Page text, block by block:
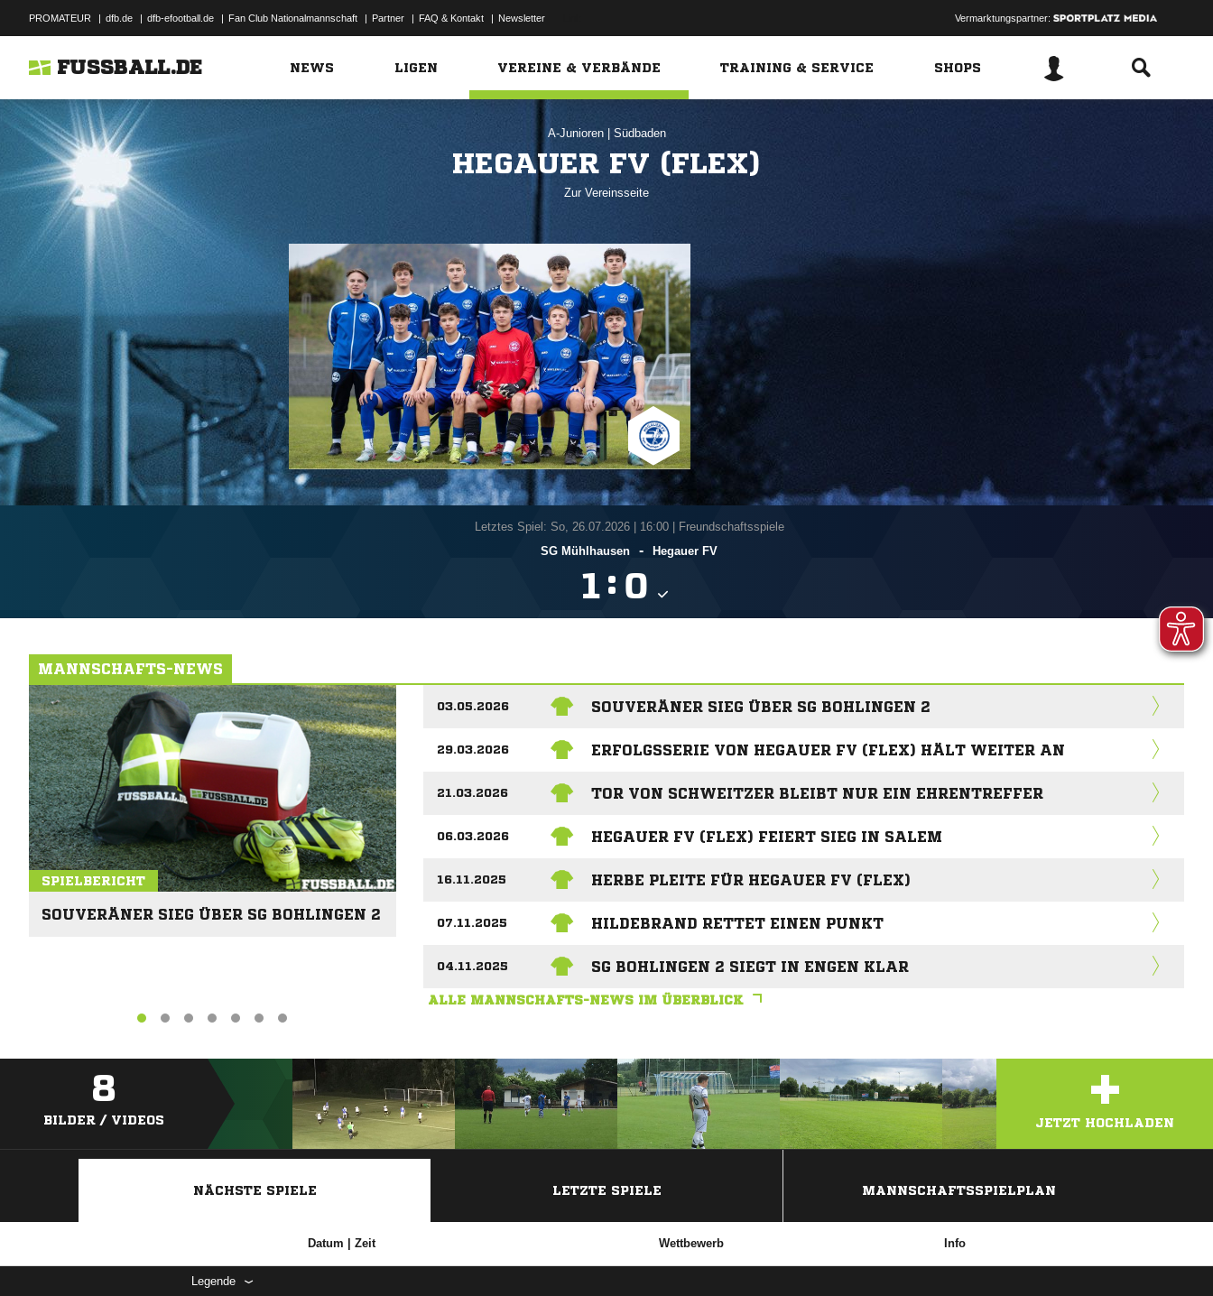
PROMATEUR | dfb.de | dfb-efootball.de | Fan Club Nationalmannschaft | Partner | FAQ & Kontakt | Newsletter Vermarktungspartner:
FUSSBALL.DE NEWS LIGEN VEREINE & VERBÄNDE TRAINING & SERVICE SHOPS
A-Junioren Südbaden
HEGAUER FV (FLEX)
Zur Vereinsseite
Letztes Spiel: So, 26.07.2026| 16:00 | Freundschaftsspiele
SG Mühlhausen
- Hegauer FV
 : 
MANNSCHAFTS-NEWS
SPIELBERICHT
SOUVERÄNER SIEG ÜBER SG BOHLINGEN 2
03.05.2026 SOUVERÄNER SIEG ÜBER SG BOHLINGEN 2
29.03.2026 ERFOLGSSERIE VON HEGAUER FV (FLEX) HÄLT WEITER AN
21.03.2026 TOR VON SCHWEITZER BLEIBT NUR EIN EHRENTREFFER
06.03.2026 HEGAUER FV (FLEX) FEIERT SIEG IN SALEM
16.11.2025 HERBE PLEITE FÜR HEGAUER FV (FLEX)
07.11.2025 HILDEBRAND RETTET EINEN PUNKT
04.11.2025 SG BOHLINGEN 2 SIEGT IN ENGEN KLAR
ALLE MANNSCHAFTS-NEWS IM ÜBERBLICK
8
BILDER / VIDEOS +
JETZT HOCHLADEN
NÄCHSTE SPIELE LETZTE SPIELE MANNSCHAFTSSPIELPLAN
Datum | Zeit Wettbewerb Info
Legende